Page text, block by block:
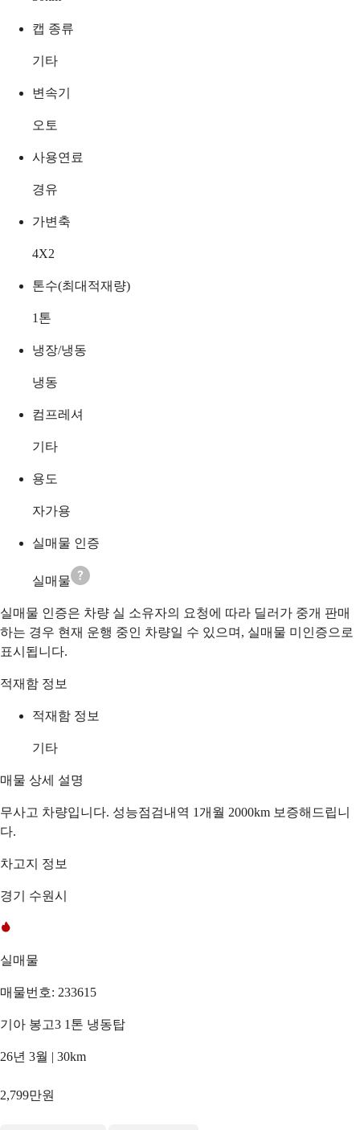
캡 종류
기타
변속기
오토
사용연료
경유
가변축
4X2
톤수(최대적재량)
1 톤
냉장/냉동
냉동
컴프레셔
기타
용도
자가용
실매물 인증
실매물
실매물 인증은 차량 실 소유자의 요청에 따라 딜러가 중개 판매
하는 경우 현재 운행 중인 차량일 수 있으며, 실매물 미인증으로
표시됩니다.
적재함 정보
적재함 정보
기타
매물 상세 설명
무사고 차량입니다. 성능점검내역 1개월 2000km 보증해드립니
다.
차고지 정보
경기 수원시
실매물
매물번호: 233615
기아 봉고3 1톤 냉동탑
26년 3월 | 30km
2,799만원